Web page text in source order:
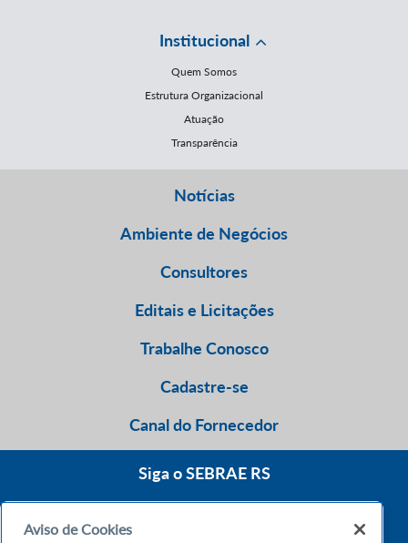
Institucional
Quem Somos
Estrutura Organizacional
Atuação
Transparência
Notícias
Ambiente de Negócios
Consultores
Editais e Licitações
Trabalhe Conosco
Cadastre-se
Canal do Fornecedor
Siga o SEBRAE RS
Aviso de Cookies